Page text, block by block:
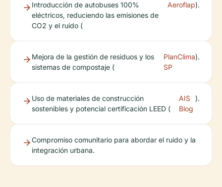
Introducción de autobuses 100%
eléctricos, reduciendo las emisiones de
CO2 y el ruido (
Aeroflap).
Mejora de la gestión de residuos y los
sistemas de compostaje (
PlanClima
SP
).
Uso de materiales de construcción
sostenibles y potencial certificación LEED (
AIS
Blog
).
Compromiso comunitario para abordar el ruido y la
integración urbana.